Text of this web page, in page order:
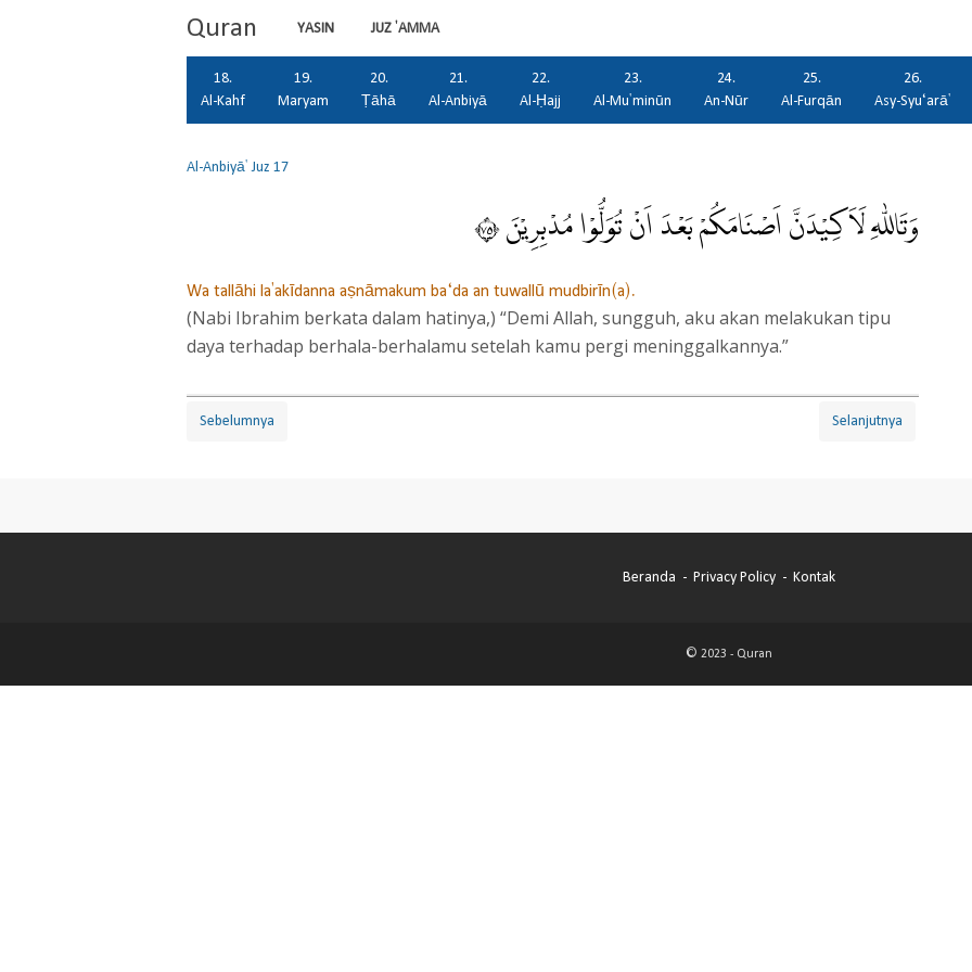
Quran YASIN
JUZ 'AMMA
18.
Al-Kahf
19.
Maryam
20.
Ṭāhā
21.
Al-Anbiyā
22.
Al-Ḥajj
23.
Al-Mu'minūn
24.
An-Nūr
25.
Al-Furqān
26.
Asy-Syu‘arā'
Al-Anbiyā'Juz 17
وَتَاللّٰهِ لَاَكِيْدَنَّ اَصْنَامَكُمْ بَعْدَ اَنْ تُوَلُّوْا مُدْبِرِيْنَ ٥٧
Wa tallāhi la'akīdanna aṣnāmakum ba‘da an tuwallū mudbirīn(a).
(Nabi Ibrahim berkata dalam hatinya,) “Demi Allah, sungguh, aku akan melakukan tipu
daya terhadap berhala-berhalamu setelah kamu pergi meninggalkannya.”
Sebelumnya Selanjutnya
Beranda Privacy Policy Kontak
© 2023 - Quran